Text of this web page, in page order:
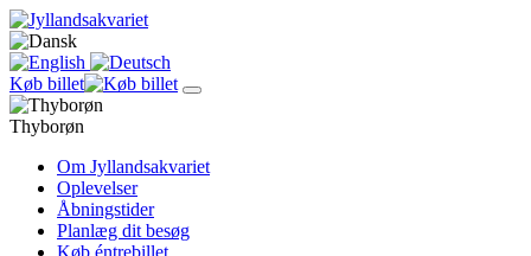
Køb billet
Thyborøn
Om Jyllandsakvariet
Oplevelser
Åbningstider
Planlæg dit besøg
Køb éntrebillet